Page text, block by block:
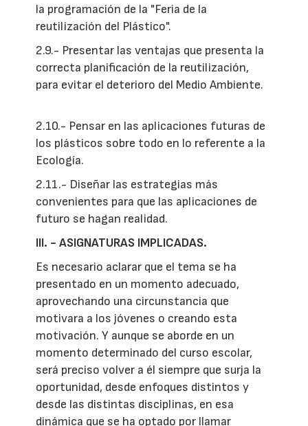
la programación de la "Feria de la
reutilización del Plástico".
2.9.- Presentar las ventajas que presenta la
correcta planificación de la reutilización,
para evitar el deterioro del Medio Ambiente.
2.10.- Pensar en las aplicaciones futuras de
los plásticos sobre todo en lo referente a la
Ecología.
2.11.- Diseñar las estrategias más
convenientes para que las aplicaciones de
futuro se hagan realidad.
III. - ASIGNATURAS IMPLICADAS.
Es necesario aclarar que el tema se ha
presentado en un momento adecuado,
aprovechando una circunstancia que
motivara a los jóvenes o creando esta
motivación. Y aunque se aborde en un
momento determinado del curso escolar,
será preciso volver a él siempre que surja la
oportunidad, desde enfoques distintos y
desde las distintas disciplinas, en esa
dinámica que se ha optado por llamar